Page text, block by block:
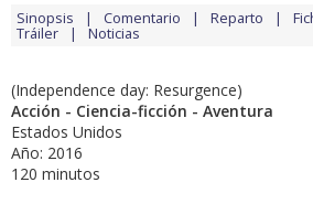
Sinopsis Comentario Reparto
Tráiler Noticias
(Independence day: Resurgence)
Acción - Ciencia-ficción - Aventura
Estados Unidos
Año: 2016
120 minutos